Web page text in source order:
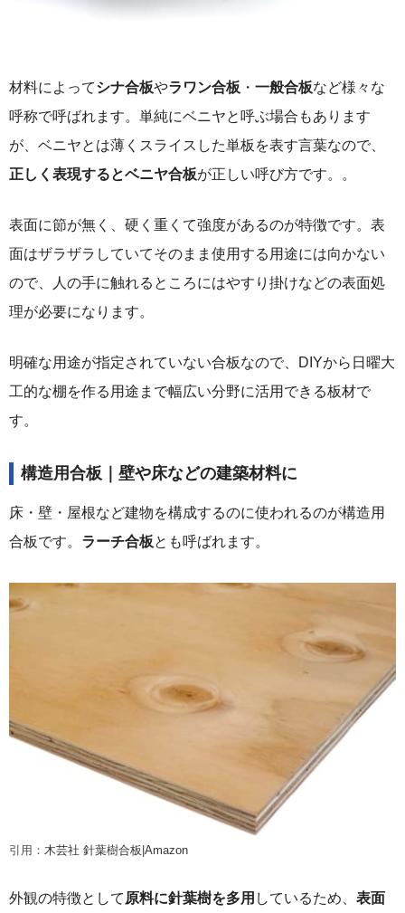
材料によってシナ合板やラワン合板 ・ 一般合板など様々な
呼称で呼ばれます。単純にベニヤと呼ぶ場合もあります
が、ベニヤとは薄くスライスした単板を表す言葉なので、
正しく表現するとベニヤ合板が正しい呼び方です。。
表面に節が無く、硬く重くて強度があるのが特徴です。表
面はザラザラしていてそのまま使用する用途には向かない
ので、人の手に触れるところにはやすり掛けなどの表面処
理が必要になります。
明確な用途が指定されていない合板なので、DIYから日曜大
工的な棚を作る用途まで幅広い分野に活用できる板材で
す。
構造用合板｜壁や床などの建築材料に
床・壁・屋根など建物を構成するのに使われるのが構造用
合板です。 ラーチ合板とも呼ばれます。
引用： 木芸社 針葉樹合板|Amazon
外観の特徴として 原料に針葉樹を多用 しているため、 表面